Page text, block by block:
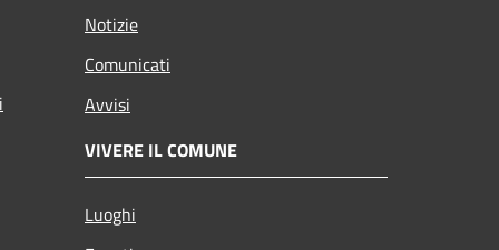
Notizie
Comunicati
Avvisi
VIVERE IL COMUNE
Luoghi